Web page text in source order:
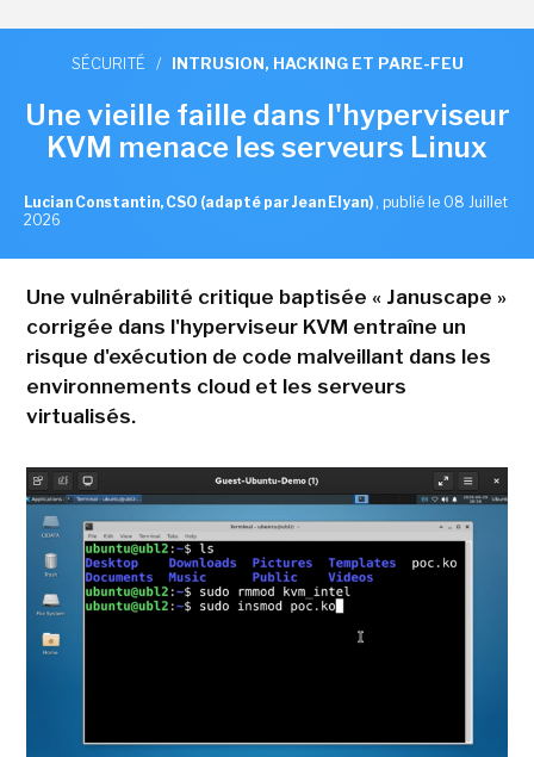
SÉCURITÉ / INTRUSION, HACKING ET PARE-FEU
Une vieille faille dans l'hyperviseur
KVM menace les serveurs Linux
Lucian Constantin, CSO (adapté par Jean Elyan) , publié le 08 Juillet
2026
Une vulnérabilité critique baptisée « Januscape »
corrigée dans l'hyperviseur KVM entraîne un
risque d'exécution de code malveillant dans les
environnements cloud et les serveurs
virtualisés.